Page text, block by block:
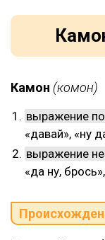
Камон (комон)
выражение
«давай», «ну
выражение
«да ну,